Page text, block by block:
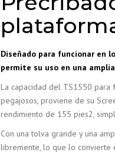
Diseñado para funcionar en
permite su uso en una
La capacidad del TS1550 para
pegajosos, proviene de su
rendimiento de 155 pies2,
Con una tolva grande y una
libremente, lo que lo convierte